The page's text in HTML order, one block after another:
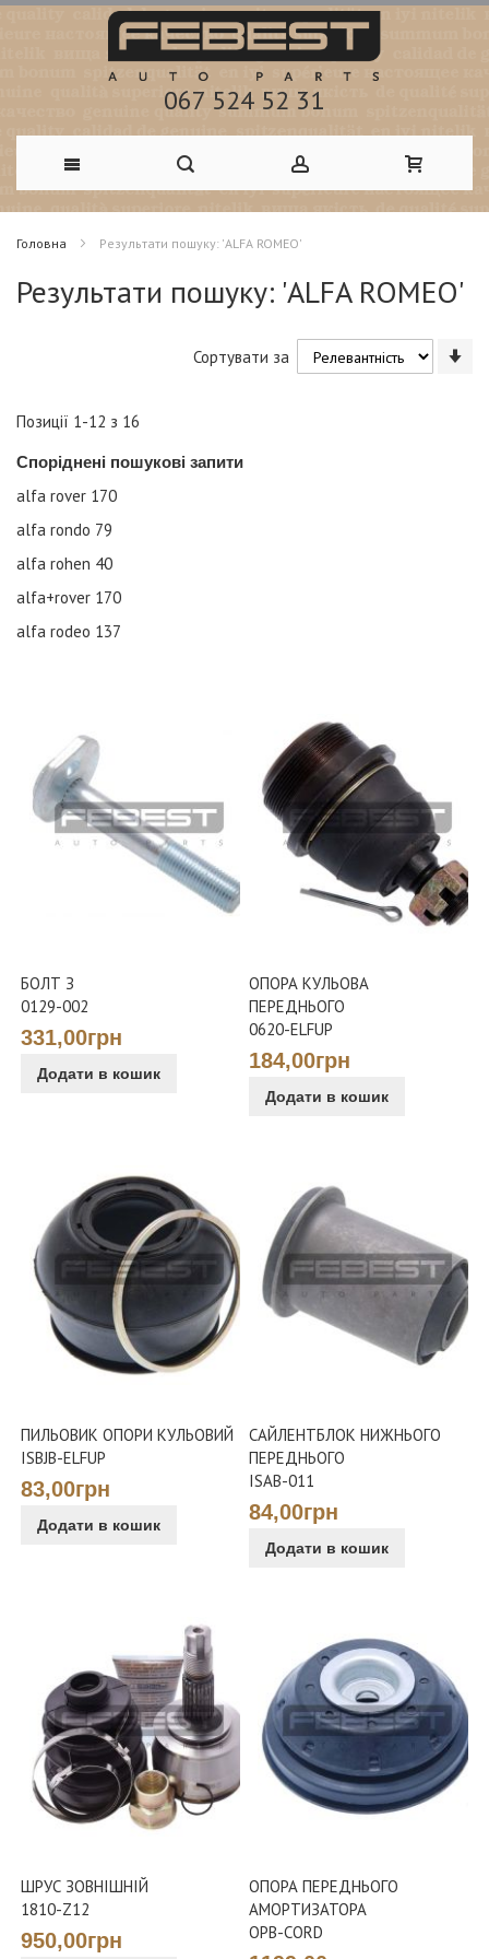
067 524 52 31
Skip
to
Content
Головна Результати пошуку: 'ALFA ROMEO'
Результати пошуку: 'ALFA ROMEO'
Позиції 1-12 з 16
Сортувати за
Споріднені пошукові запити
alfa rover 170
alfa rondo 79
alfa rohen 40
alfa+rover 170
alfa rodeo 137
БОЛТ З
0129-002
331,00грн
Додати в кошик
ОПОРА КУЛЬОВА
ПЕРЕДНЬОГО
0620-ELFUP
184,00грн
Додати в кошик
ПИЛЬОВИК ОПОРИ КУЛЬОВИЙ
ISBJB-ELFUP
83,00грн
Додати в кошик
САЙЛЕНТБЛОК НИЖНЬОГО
ПЕРЕДНЬОГО
ISAB-011
84,00грн
Додати в кошик
ШРУС ЗОВНІШНІЙ
1810-Z12
950,00грн
ОПОРА ПЕРЕДНЬОГО
АМОРТИЗАТОРА
OPB-CORD